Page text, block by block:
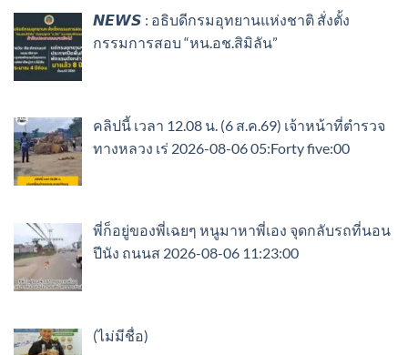
𝙉𝙀𝙒𝙎 : อธิบดีกรมอุทยานแห่งชาติ​ สั่งตั้ง
กรรมการสอบ “หน.อช.สิมิลัน”
คลิปนี้ เวลา 12.08 น. (6 ส.ค.69) เจ้าหน้าที่ตำรวจ
ทางหลวง เร่ 2026-08-06 05:Forty five:00
พี่ก็อยู่ของพี่เฉยๆ หนูมาหาพี่เอง จุดกลับรถที่นอน
ปีนัง ถนนส 2026-08-06 11:23:00
(ไม่มีชื่อ)